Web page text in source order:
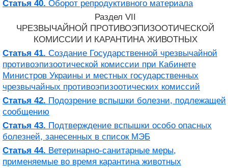
Статья 40. Оборот репродуктивного материала
Раздел VII
ЧРЕЗВЫЧАЙНОЙ ПРОТИВОЭПИЗООТИЧЕСКОЙ
КОМИССИИ И КАРАНТИНА ЖИВОТНЫХ
Статья 41. Создание Государственной чрезвычайной
противоэпизоотической комиссии при Кабинете
Министров Украины и местных государственных
чрезвычайных противоэпизоотических комиссий
Статья 42. Подозрение вспышки болезни, подлежащей
сообщению
Статья 43. Подтверждение вспышки особо опасных
болезней, занесенных в список МЭБ
Статья 44. Ветеринарно-санитарные меры,
применяемые во время карантина животных